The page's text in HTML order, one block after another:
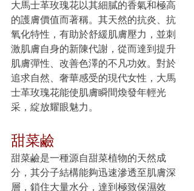
大馬士革玫瑰花以其細膩的香氣和極高
的護膚價值而著稱。其天然的抗炎、抗
氧化特性，有助於舒緩肌膚壓力，並刺
激肌膚自身的新陳代謝，從而達到提升
肌膚彈性、改善色澤的不凡功效。對於
追求自然、奢華感受的現代女性，大馬
士革玫瑰花能使肌膚瞬間煥發年輕光
采，綻放耀眼魅力。
甜菜鹼
甜菜鹼是一種源自甜菜植物的天然成
分，其分子結構能夠迅速滲透至肌膚深
層，鎖住大量水分，達到極致保濕效